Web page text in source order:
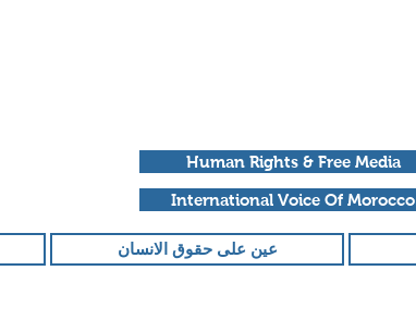
Human Rights & Free Media
International Voice Of Morocco
عين على حقوق الانسان